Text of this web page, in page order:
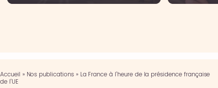
Accueil » Nos publications» La France à l’heure de la présidence française
de l’UE